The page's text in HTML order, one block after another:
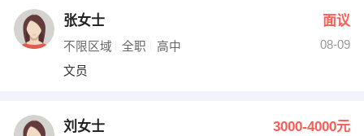
张女士 面议
不限区域 全职 高中
08-09
文员
刘女士 3000-4000元